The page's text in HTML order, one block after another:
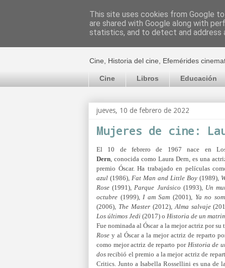
El cultural
Cine, Historia del cine, Efemérides
Cine Libros Educación
jueves, 10 de febrero de 2022
Mujeres de cine:
El 10 de febrero de 1967 nace en
Dern conocida como Laura Dern, es una
premio Óscar. Ha trabajado en películas
azul (1986), Fat Man and Little Boy (1989),
Rose(1991), Parque Jurásico (1993), Un
octubre (1999), I am Sam (2001), Ya no
(2006), The Master(2012), Alma salvaje
Los últimos Jedi (2017) o Historia de un
Fue nominada al Óscar a la mejor actriz por
Rose y al Óscar a la mejor actriz de reparto
como mejor actriz de reparto por Historia de
dos recibió el premio a la mejor actriz de
Critics. Junto a Isabella Rossellini es una de
This site uses cookies from Google
are shared with Google along with
statistics, and to detect and address